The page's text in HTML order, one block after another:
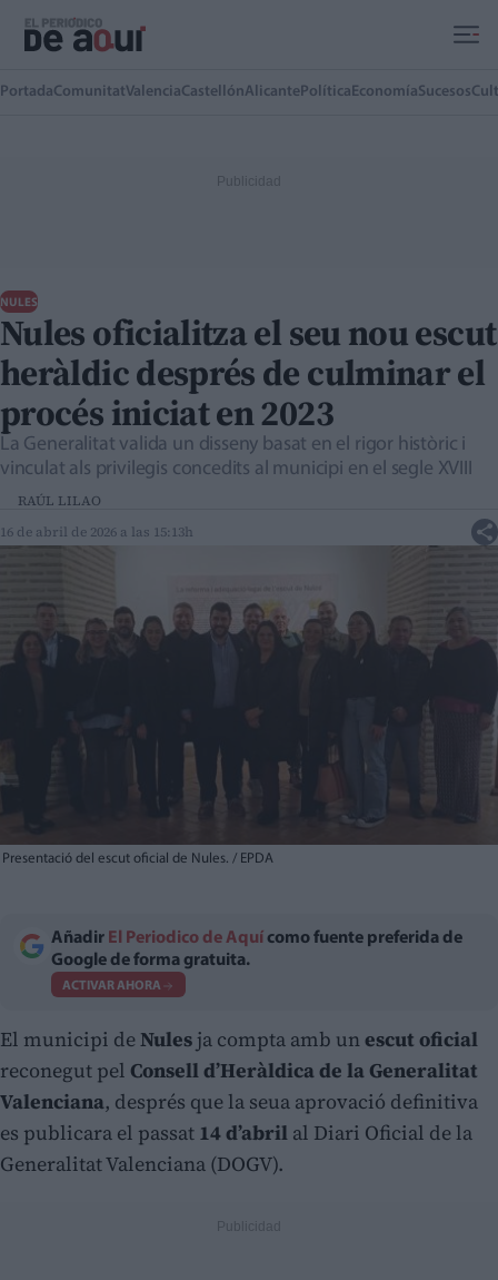
PortadaComunitatValenciaCastellónAlicante Política EconomíaSucesos
NULES
Nules oficialitza el seu nou escut
heràldic després de culminar el
procés iniciat en 2023
La Generalitat valida un disseny basat en el rigor històric i
vinculat als privilegis concedits al municipi en el segle XVIII
RAÚL LILAO
16 de abril de 2026 a las 15:13h
Presentació del escut oficial de Nules. / EPDA
Añadir El Periodico de Aquí como fuente preferida de
Google de forma gratuita.
ACTIVAR AHORA
El municipi deNules ja compta amb unescut oficial
reconegut pel Consell d’Heràldica de la Generalitat
Valenciana, després que la seua aprovació definitiva
es publicara el passat 14 d’abril al Diari Oficial de la
Generalitat Valenciana (DOGV).